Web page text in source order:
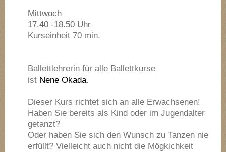
Mittwoch
17.40 -18.50 Uhr
Kurseinheit 70 min.
Ballettlehrerin für alle Ballettkurse
ist Nene Okada.
Dieser Kurs richtet sich an alle Erwachsenen!
Haben Sie bereits als Kind oder im Jugendalter
getanzt?
Oder haben Sie sich den Wunsch zu Tanzen nie
erfüllt? Vielleicht auch nicht die Mögkichkeit